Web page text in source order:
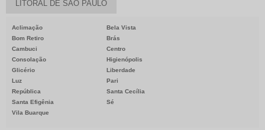
LITORAL DE SÃO PAULO
Aclimação
Bela Vista
Bom Retiro
Brás
Cambuci
Centro
Consolação
Higienópolis
Glicério
Liberdade
Luz
Pari
República
Santa Cecília
Santa Efigênia
Sé
Vila Buarque